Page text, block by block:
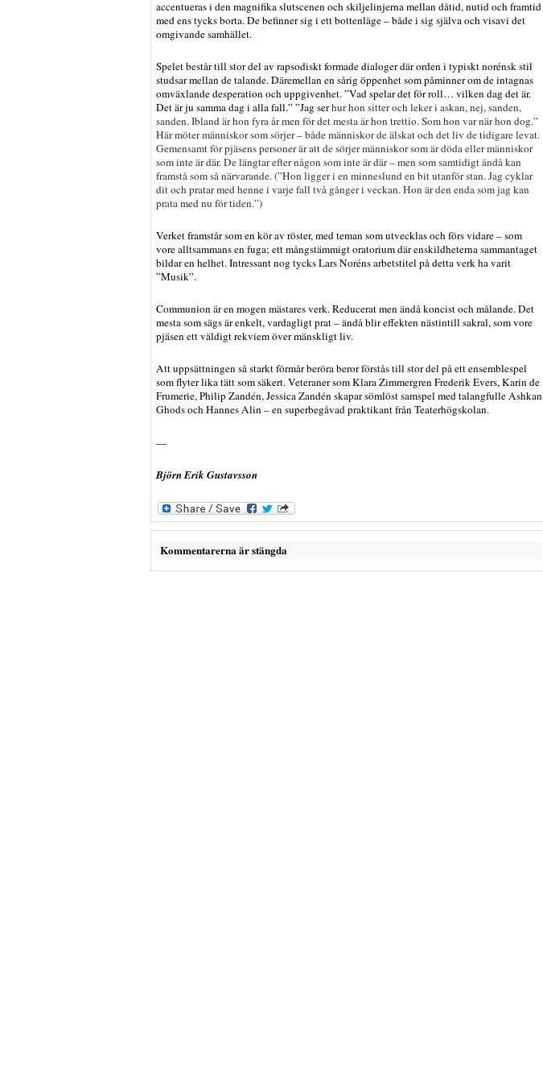
accentueras i den magnifika slutscenen och skiljelinjerna mellan dåtid, nutid och framtid
med ens tycks borta. De befinner sig i ett bottenläge – både i sig själva och visavi det
omgivande samhället.
Spelet består till stor del av rapsodiskt formade dialoger där orden i typiskt norénsk stil
studsar mellan de talande. Däremellan en sårig öppenhet som påminner om de intagnas
omväxlande desperation och uppgivenhet. ”Vad spelar det för roll… vilken dag det är.
Det är ju samma dag i alla fall.” ”Jag serhur hon sitter och leker i askan, nej, sanden,
sanden. Ibland är hon fyra år men för det mesta är hon trettio. Som hon var när hon dog.”
Här möter människor som sörjer – både människor de älskat och det liv de tidigare levat.
Gemensamt för pjäsens personer är att de sörjer människor som är döda eller människor
som inte är där. De längtar efter någon som inte är där – men som samtidigt ändå kan
framstå som så närvarande. (”Hon ligger i en minneslund en bit utanför stan. Jag cyklar
dit och pratar med henne i varje fall två gånger i veckan. Hon är den enda som jag kan
prata med nu för tiden.”)
Verket framstår som en kör av röster, med teman som utvecklas och förs vidare – som
vore alltsammans en fuga; ett mångstämmigt oratorium där enskildheterna sammantaget
bildar en helhet. Intressant nog tycks Lars Noréns arbetstitel på detta verk ha varit
”Musik”.
Communion är en mogen mästares verk. Reducerat men ändå koncist och målande. Det
mesta som sägs är enkelt, vardagligt prat – ändå blir effekten nästintill sakral, som vore
pjäsen ett väldigt rekviem över mänskligt liv.
Att uppsättningen så starkt förmår beröra beror förstås till stor del på ett ensemblespel
som flyter lika tätt som säkert. Veteraner som Klara Zimmergren Frederik Evers, Karin de
Frumerie, Philip Zandén, Jessica Zandén skapar sömlöst samspel med talangfulle Ashkan
Ghods och Hannes Alin – en superbegåvad praktikant från Teaterhögskolan.
—
Björn Erik Gustavsson
Kommentarerna är stängda